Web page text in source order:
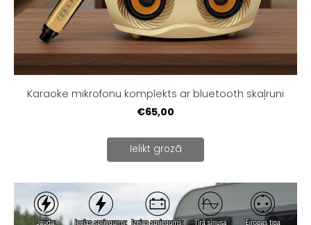
Karaoke mikrofonu komplekts ar bluetooth skaļruni
€65,00
Ielikt grozā